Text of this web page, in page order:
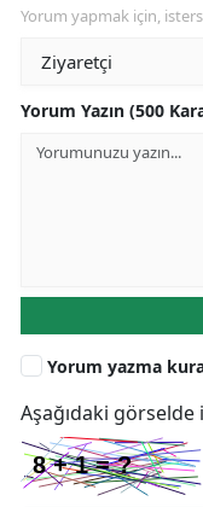
Yorum yapmak için,
Yorum Yazın (500
Yorum yazma
Aşağıdaki